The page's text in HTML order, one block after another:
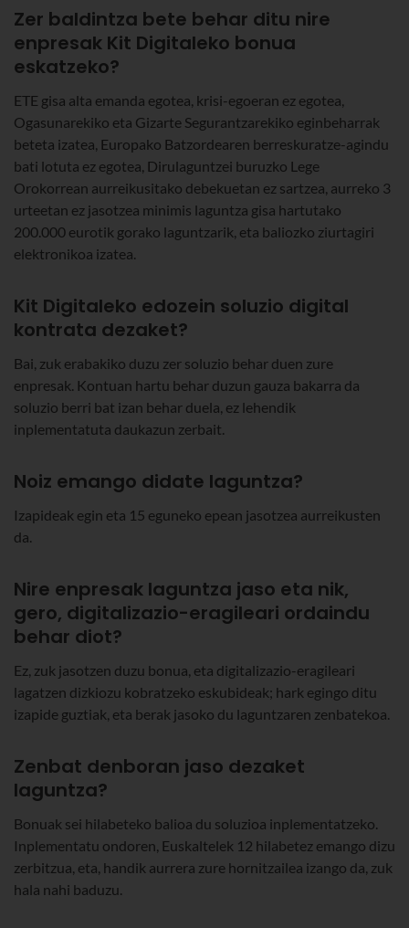
Zer baldintza bete behar ditu nire
enpresak Kit Digitaleko bonua
eskatzeko?
ETE gisa alta emanda egotea, krisi-egoeran ez egotea,
Ogasunarekiko eta Gizarte Segurantzarekiko eginbeharrak
beteta izatea, Europako Batzordearen berreskuratze-agindu
bati lotuta ez egotea, Dirulaguntzei buruzko Lege
Orokorrean aurreikusitako debekuetan ez sartzea, aurreko 3
urteetan ez jasotzea minimis laguntza gisa hartutako
200.000 eurotik gorako laguntzarik, eta baliozko ziurtagiri
elektronikoa izatea.
Kit Digitaleko edozein soluzio digital
kontrata dezaket?
Bai, zuk erabakiko duzu zer soluzio behar duen zure
enpresak. Kontuan hartu behar duzun gauza bakarra da
soluzio berri bat izan behar duela, ez lehendik
inplementatuta daukazun zerbait.
Noiz emango didate laguntza?
Izapideak egin eta 15 eguneko epean jasotzea aurreikusten
da.
Nire enpresak laguntza jaso eta nik,
gero, digitalizazio-eragileari ordaindu
behar diot?
Ez, zuk jasotzen duzu bonua, eta digitalizazio-eragileari
lagatzen dizkiozu kobratzeko eskubideak; hark egingo ditu
izapide guztiak, eta berak jasoko du laguntzaren zenbatekoa.
Zenbat denboran jaso dezaket
laguntza?
Bonuak sei hilabeteko balioa du soluzioa inplementatzeko.
Inplementatu ondoren, Euskaltelek 12 hilabetez emango dizu
zerbitzua, eta, handik aurrera zure hornitzailea izango da, zuk
hala nahi baduzu.